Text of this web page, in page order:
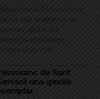
de Barcelona
una proposició de
per ajudar els
afectats per
de l'L9
de Sant
una gestió